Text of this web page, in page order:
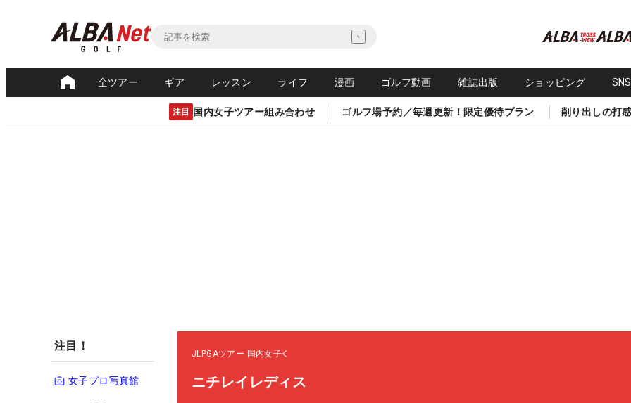
全ツアー ギア レッスン ライフ 漫画 ゴルフ動画 雑誌出版 ショッピング
注目 国内女子ツアー組み合わせ ゴルフ場予約／毎週更新！限定優待プラン 削り出しの打
注目！
女子プロ写真館
JLPGAツアー 国内女子
ニチレイレディス